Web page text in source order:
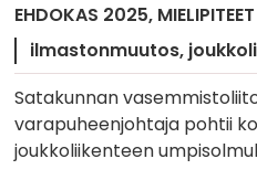
EHDOKAS 2025 MIELIPITEET
ilmastonmuutos
Satakunnan
varapuheenjohtaja pohtii
joukkoliikenteen